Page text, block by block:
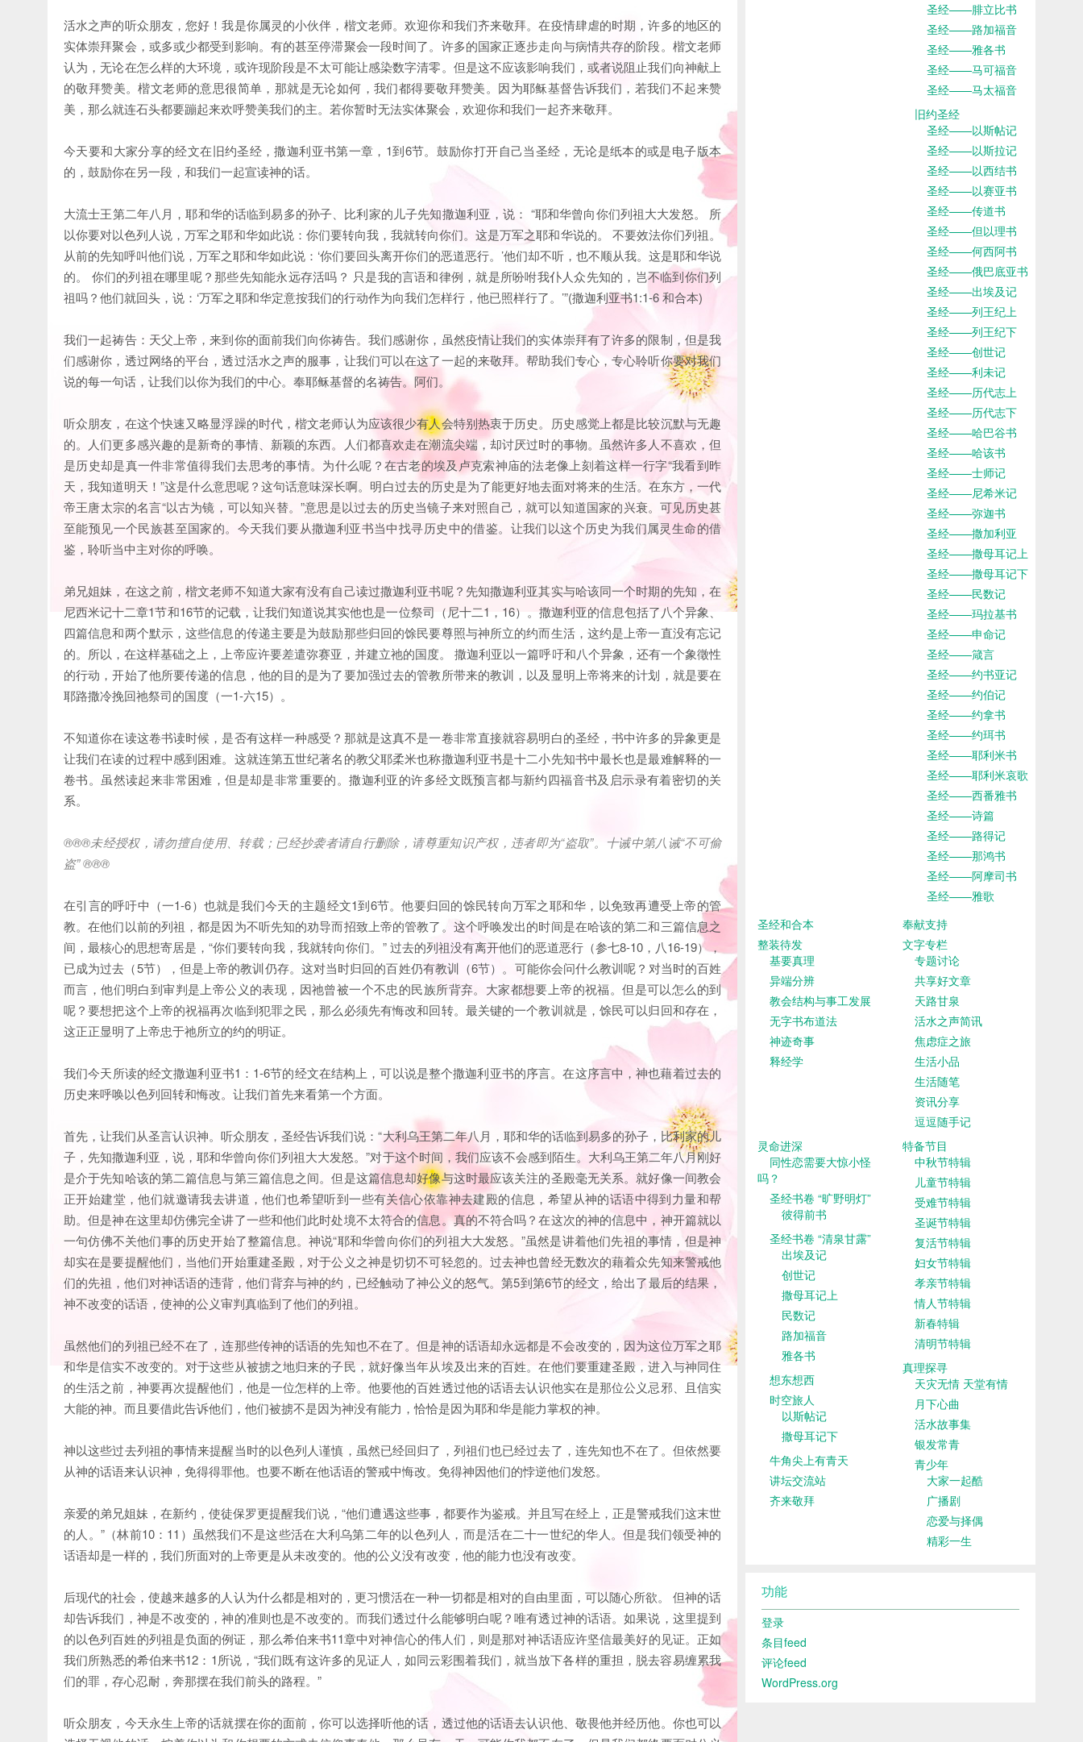
活水之声的听众朋友，您好！我是你属灵的小伙伴，楷文老师。欢迎你和我们齐来敬拜。在疫情肆虐的时期，许多的地区的
实体崇拜聚会，或多或少都受到影响。有的甚至停滞聚会一段时间了。许多的国家正逐步走向与病情共存的阶段。楷文老师
认为，无论在怎么样的大环境，或许现阶段是不太可能让感染数字清零。但是这不应该影响我们，或者说阻止我们向神献上
的敬拜赞美。楷文老师的意思很简单，那就是无论如何，我们都得要敬拜赞美。因为耶稣基督告诉我们，若我们不起来赞
美，那么就连石头都要蹦起来欢呼赞美我们的主。若你暂时无法实体聚会，欢迎你和我们一起齐来敬拜。
今天要和大家分享的经文在旧约圣经，撒迦利亚书第一章，1到6节。鼓励你打开自己当圣经，无论是纸本的或是电子版本
的，鼓励你在另一段，和我们一起宣读神的话。
大流士王第二年八月，耶和华的话临到易多的孙子、比利家的儿子先知撒迦利亚，说： “耶和华曾向你们列祖大大发怒。 所
以你要对以色列人说，万军之耶和华如此说：你们要转向我，我就转向你们。这是万军之耶和华说的。 不要效法你们列祖。
从前的先知呼叫他们说，万军之耶和华如此说：‘你们要回头离开你们的恶道恶行。’他们却不听，也不顺从我。这是耶和华说
的。 你们的列祖在哪里呢？那些先知能永远存活吗？ 只是我的言语和律例，就是所吩咐我仆人众先知的，岂不临到你们列
祖吗？他们就回头，说：‘万军之耶和华定意按我们的行动作为向我们怎样行，他已照样行了。’”(撒迦利亚书1:1-6 和合本)
我们一起祷告：天父上帝，来到你的面前我们向你祷告。我们感谢你，虽然疫情让我们的实体崇拜有了许多的限制，但是我
们感谢你，透过网络的平台，透过活水之声的服事，让我们可以在这了一起的来敬拜。帮助我们专心，专心聆听你要对我们
说的每一句话，让我们以你为我们的中心。奉耶稣基督的名祷告。阿们。
听众朋友，在这个快速又略显浮躁的时代，楷文老师认为应该很少有人会特别热衷于历史。历史感觉上都是比较沉默与无趣
的。人们更多感兴趣的是新奇的事情、新颖的东西。人们都喜欢走在潮流尖端，却讨厌过时的事物。虽然许多人不喜欢，但
是历史却是真一件非常值得我们去思考的事情。为什么呢？在古老的埃及卢克索神庙的法老像上刻着这样一行字“我看到昨
天，我知道明天！”这是什么意思呢？这句话意味深长啊。明白过去的历史是为了能更好地去面对将来的生活。在东方，一代
帝王唐太宗的名言“以古为镜，可以知兴替。”意思是以过去的历史当镜子来对照自己，就可以知道国家的兴衰。可见历史甚
至能预见一个民族甚至国家的。今天我们要从撒迦利亚书当中找寻历史中的借鉴。让我们以这个历史为我们属灵生命的借
鉴，聆听当中主对你的呼唤。
弟兄姐妹，在这之前，楷文老师不知道大家有没有自己读过撒迦利亚书呢？先知撒迦利亚其实与哈该同一个时期的先知，在
尼西米记十二章1节和16节的记载，让我们知道说其实他也是一位祭司（尼十二1，16）。撒迦利亚的信息包括了八个异象、
四篇信息和两个默示，这些信息的传递主要是为鼓励那些归回的馀民要尊照与神所立的约而生活，这约是上帝一直没有忘记
的。所以，在这样基础之上，上帝应许要差遣弥赛亚，并建立祂的国度。 撒迦利亚以一篇呼吁和八个异象，还有一个象徵性
的行动，开始了他所要传递的信息，他的目的是为了要加强过去的管教所带来的教训，以及显明上帝将来的计划，就是要在
耶路撒冷挽回祂祭司的国度（一1-六15）。
不知道你在读这卷书读时候，是否有这样一种感受？那就是这真不是一卷非常直接就容易明白的圣经，书中许多的异象更是
让我们在读的过程中感到困难。这就连第五世纪著名的教父耶柔米也称撒迦利亚书是十二小先知书中最长也是最难解释的一
卷书。虽然读起来非常困难，但是却是非常重要的。撒迦利亚的许多经文既预言都与新约四福音书及启示录有着密切的关
系。
®®®未经授权，请勿擅自使用、转载；已经抄袭者请自行删除，请尊重知识产权，违者即为“盗取”。十诫中第八诫“不可偷
盗” ®®®
在引言的呼吁中（一1-6）也就是我们今天的主题经文1到6节。他要归回的馀民转向万军之耶和华，以免致再遭受上帝的管
教。在他们以前的列祖，都是因为不听先知的劝导而招致上帝的管教了。这个呼唤发出的时间是在哈该的第二和三篇信息之
间，最核心的思想寄居是，“你们要转向我，我就转向你们。” 过去的列祖没有离开他们的恶道恶行（参七8-10，八16-19），
已成为过去（5节），但是上帝的教训仍存。这对当时归回的百姓仍有教训（6节）。可能你会问什么教训呢？对当时的百姓
而言，他们明白到审判是上帝公义的表现，因祂曾被一个不忠的民族所背弃。大家都想要上帝的祝福。但是可以怎么的到
呢？要想把这个上帝的祝福再次临到犯罪之民，那么必须先有悔改和回转。最关键的一个教训就是，馀民可以归回和存在，
这正正显明了上帝忠于祂所立的约的明证。
我们今天所读的经文撒迦利亚书1：1-6节的经文在结构上，可以说是整个撒迦利亚书的序言。在这序言中，神也藉着过去的
历史来呼唤以色列回转和悔改。让我们首先来看第一个方面。
首先，让我们从圣言认识神。听众朋友，圣经告诉我们说：“大利乌王第二年八月，耶和华的话临到易多的孙子，比利家的儿
子，先知撒迦利亚，说，耶和华曾向你们列祖大大发怒。”对于这个时间，我们应该不会感到陌生。大利乌王第二年八月刚好
是介于先知哈该的第二篇信息与第三篇信息之间。但是这篇信息却好像与这时最应该关注的圣殿毫无关系。就好像一间教会
正开始建堂，他们就邀请我去讲道，他们也希望听到一些有关信心依靠神去建殿的信息，希望从神的话语中得到力量和帮
助。但是神在这里却仿佛完全讲了一些和他们此时处境不太符合的信息。真的不符合吗？在这次的神的信息中，神开篇就以
一句仿佛不关他们事的历史开始了整篇信息。神说“耶和华曾向你们的列祖大大发怒。”虽然是讲着他们先祖的事情，但是神
却实在是要提醒他们，当他们开始重建圣殿，对于公义之神是切切不可轻忽的。过去神也曾经无数次的藉着众先知来警戒他
们的先祖，他们对神话语的违背，他们背弃与神的约，已经触动了神公义的怒气。第5到第6节的经文，给出了最后的结果，
神不改变的话语，使神的公义审判真临到了他们的列祖。
虽然他们的列祖已经不在了，连那些传神的话语的先知也不在了。但是神的话语却永远都是不会改变的，因为这位万军之耶
和华是信实不改变的。对于这些从被掳之地归来的子民，就好像当年从埃及出来的百姓。在他们要重建圣殿，进入与神同住
的生活之前，神要再次提醒他们，他是一位怎样的上帝。他要他的百姓透过他的话语去认识他实在是那位公义忌邪、且信实
大能的神。而且要借此告诉他们，他们被掳不是因为神没有能力，恰恰是因为耶和华是能力掌权的神。
神以这些过去列祖的事情来提醒当时的以色列人谨慎，虽然已经回归了，列祖们也已经过去了，连先知也不在了。但依然要
从神的话语来认识神，免得得罪他。也要不断在他话语的警戒中悔改。免得神因他们的悖逆他们发怒。
亲爱的弟兄姐妹，在新约，使徒保罗更提醒我们说，“他们遭遇这些事，都要作为鉴戒。并且写在经上，正是警戒我们这末世
的人。”（林前10：11）虽然我们不是这些活在大利乌第二年的以色列人，而是活在二十一世纪的华人。但是我们领受神的
话语却是一样的，我们所面对的上帝更是从未改变的。他的公义没有改变，他的能力也没有改变。
后现代的社会，使越来越多的人认为什么都是相对的，更习惯活在一种一切都是相对的自由里面，可以随心所欲。 但神的话
却告诉我们，神是不改变的，神的准则也是不改变的。而我们透过什么能够明白呢？唯有透过神的话语。如果说，这里提到
的以色列百姓的列祖是负面的例证，那么希伯来书11章中对神信心的伟人们，则是那对神话语应许坚信最美好的见证。正如
我们所熟悉的希伯来书12：1所说，“我们既有这许多的见证人，如同云彩围着我们，就当放下各样的重担，脱去容易缠累我
们的罪，存心忍耐，奔那摆在我们前头的路程。”
听众朋友，今天永生上帝的话就摆在你的面前，你可以选择听他的话，透过他的话语去认识他、敬畏他并经历他。你也可以
圣经——腓立比书
圣经——路加福音
圣经——雅各书
圣经——马可福音
圣经——马太福音
旧约圣经
圣经——以斯帖记
圣经——以斯拉记
圣经——以西结书
圣经——以赛亚书
圣经——传道书
圣经——但以理书
圣经——何西阿书
圣经——俄巴底亚书
圣经——出埃及记
圣经——列王纪上
圣经——列王纪下
圣经——创世记
圣经——利未记
圣经——历代志上
圣经——历代志下
圣经——哈巴谷书
圣经——哈该书
圣经——士师记
圣经——尼希米记
圣经——弥迦书
圣经——撒加利亚
圣经——撒母耳记上
圣经——撒母耳记下
圣经——民数记
圣经——玛拉基书
圣经——申命记
圣经——箴言
圣经——约书亚记
圣经——约伯记
圣经——约拿书
圣经——约珥书
圣经——耶利米书
圣经——耶利米哀歌
圣经——西番雅书
圣经——诗篇
圣经——路得记
圣经——那鸿书
圣经——阿摩司书
圣经——雅歌
圣经和合本
奉献支持
整装待发
基要真理
异端分辨
教会结构与事工发展
无字书布道法
神迹奇事
释经学
文字专栏
专题讨论
共享好文章
天路甘泉
活水之声简讯
焦虑症之旅
生活小品
生活随笔
资讯分享
逗逗随手记
灵命进深
同性恋需要大惊小怪
吗？
圣经书卷 “旷野明灯”
彼得前书
圣经书卷 “清泉甘露”
出埃及记
创世记
撒母耳记上
民数记
路加福音
雅各书
想东想西
时空旅人
以斯帖记
撒母耳记下
牛角尖上有青天
讲坛交流站
齐来敬拜
特备节目
中秋节特辑
儿童节特辑
受难节特辑
圣诞节特辑
复活节特辑
妇女节特辑
孝亲节特辑
情人节特辑
新春特辑
清明节特辑
真理探寻
天灾无情 天堂有情
月下心曲
活水故事集
银发常青
青少年
大家一起酷
广播剧
恋爱与择偶
精彩一生
功能
登录
条目feed
评论feed
WordPress.org